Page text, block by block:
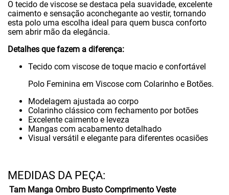
O tecido de viscose se destaca pela suavidade, excelente
caimento e sensação aconchegante ao vestir, tornando
esta polo uma escolha ideal para quem busca conforto
sem abrir mão da elegância.
Detalhes que fazem a diferença:
Tecido com viscose de toque macio e confortável
Polo Feminina em Viscose com Colarinho e Botões.
Modelagem ajustada ao corpo
Colarinho clássico com fechamento por botões
Excelente caimento e leveza
Mangas com acabamento detalhado
Visual versátil e elegante para diferentes ocasiões
Tam Manga Ombro Busto Comprimento Veste